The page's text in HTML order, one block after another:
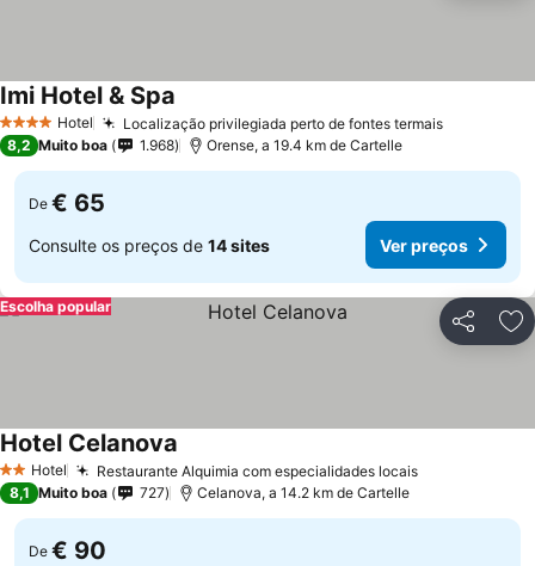
4 EstrelasHotel Localização privilegiada perto de fontes termais
Imi Hotel & Spa
8,2 Muito boa 1.968 Orense, a 19.4 km de Cartelle
De € 65
Consulte os preços de 14 sites Ver preços
Partilhar
Escolha popular
2 Estrelas
Hotel Restaurante Alquimia com especialidades locais
Hotel Celanova
8,1 Muito boa 727 Celanova, a 14.2 km de Cartelle
De € 90